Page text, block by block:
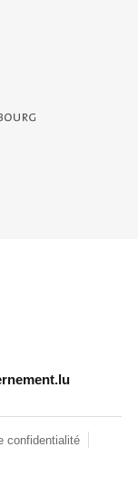
- Service
confidentialité